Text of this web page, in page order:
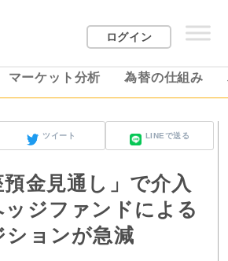
ログイン
マーケット分析 為替の仕組み
ツイート LINEで送る
預金見通し」で介入
ッジファンドによる
ションが急減